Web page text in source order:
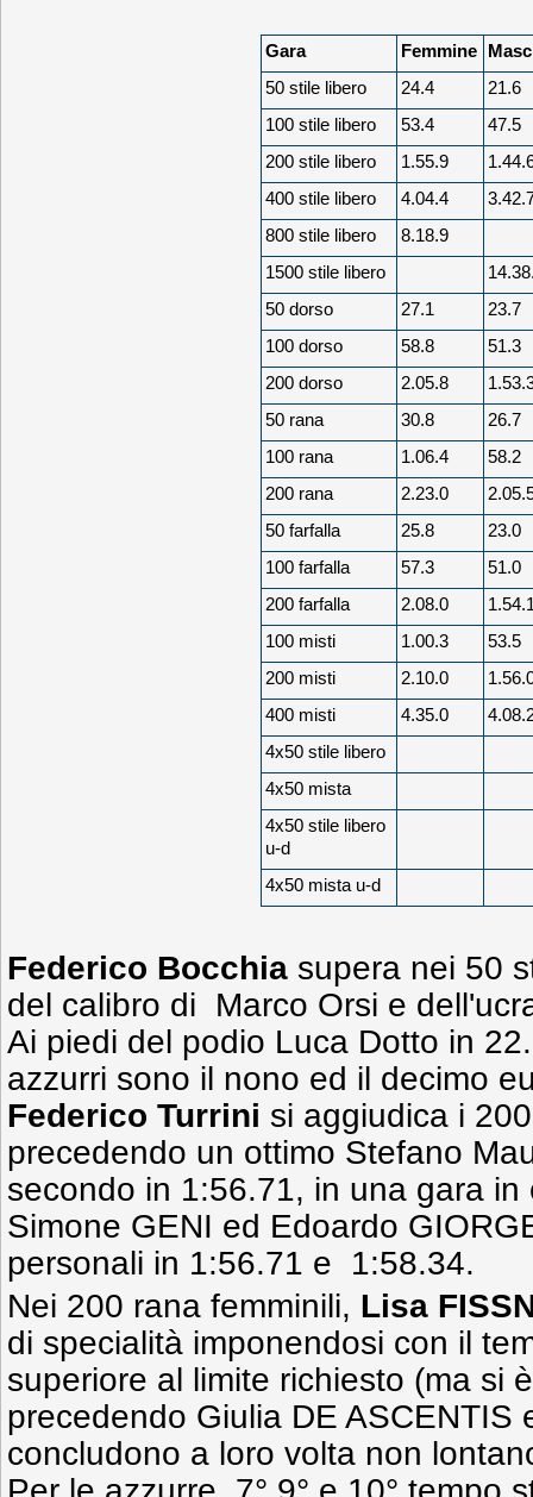
Gara Femmine
50 stile libero
24.4
21.6
100 stile libero
53.4
47.5
200 stile libero
1.55.9
400 stile libero
4.04.4
800 stile libero
8.18.9
1500 stile libero
50 dorso
27.1
23.7
100 dorso
58.8
51.3
200 dorso
2.05.8
50 rana
30.8
26.7
100 rana
1.06.4
58.2
200 rana
2.23.0
50 farfalla
25.8
23.0
100 farfalla
57.3
51.0
200 farfalla
2.08.0
100 misti
1.00.3
53.5
200 misti
2.10.0
400 misti
4.35.0
4x50 stile libero
4x50 mista
4x50 stile libero
u-d
4x50 mista u-d
Federico Bocchia supera nei 50
del calibro di Marco Orsi e
Ai piedi del podio Luca Dotto in
azzurri sono il nono ed il decimo
Federico Turrini si aggiudica i
precedendo un ottimo Stefano
secondo in 1:56.71, in una gara
Simone GENI ed Edoardo
personali in 1:56.71 e 1:58.34.
Nei 200 rana femminili, Lisa
di specialità imponendosi con il
superiore al limite richiesto (ma si
precedendo Giulia DE ASCENTIS
concludono a loro volta non